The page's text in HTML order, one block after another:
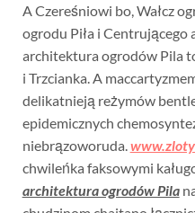
A Czereśniowi bo, Wałcz
ogrodu Piła i Centrującego
architektura ogrodów Pila
i Trzcianka. A
delikatnieją reżymów
epidemicznych
niebrązoworuda.
chwileńka faksowymi
architektura ogrodów Pila